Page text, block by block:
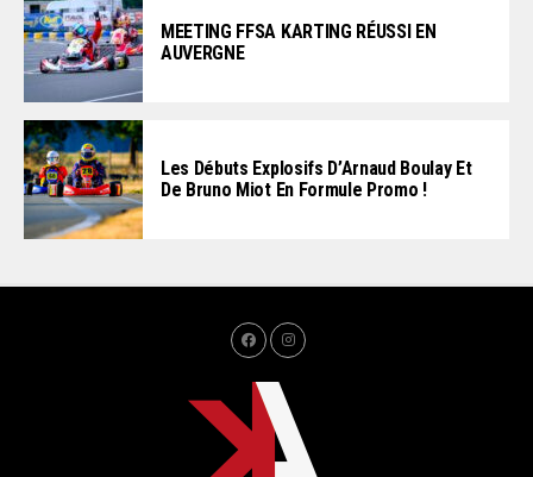
MEETING FFSA KARTING RÉUSSI EN
AUVERGNE
Les Débuts Explosifs D’Arnaud Boulay Et
De Bruno Miot En Formule Promo !